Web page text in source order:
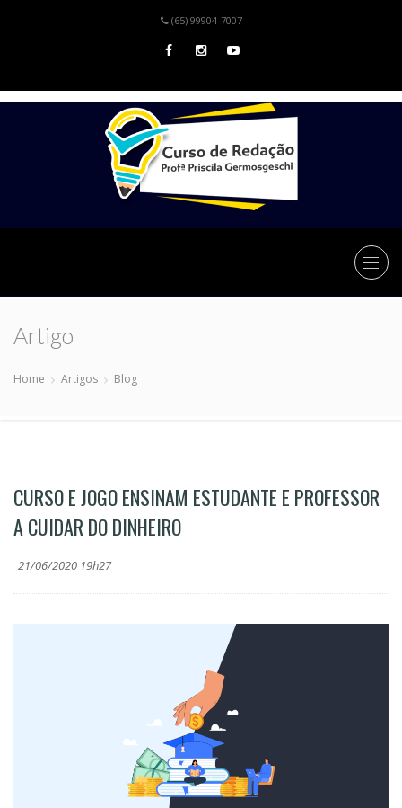
(65) 99904-7007
Artigo
Home Artigos Blog
CURSO E JOGO ENSINAM ESTUDANTE E PROFESSOR
A CUIDAR DO DINHEIRO
21/06/2020 19h27